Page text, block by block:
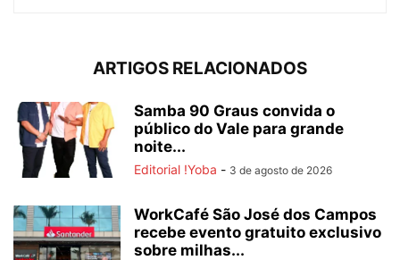
ARTIGOS RELACIONADOS
Samba 90 Graus convida o
público do Vale para grande
noite...
Editorial !Yoba - 3 de agosto de 2026
WorkCafé São José dos Campos
recebe evento gratuito exclusivo
sobre milhas...